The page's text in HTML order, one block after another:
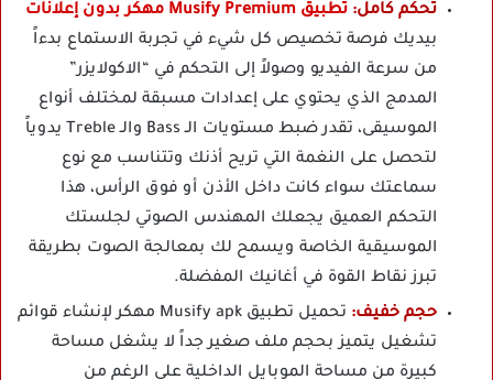
تحكم كامل: تطبيق Musify Premium مهكر بدون إعلانات
بيديك فرصة تخصيص كل شيء في تجربة الاستماع بدءاً
من سرعة الفيديو وصولاً إلى التحكم في “الاكولايزر”
المدمج الذي يحتوي على إعدادات مسبقة لمختلف أنواع
الموسيقى، تقدر ضبط مستويات الـ Bass والـ Treble يدوياً
لتحصل على النغمة التي تريح أذنك وتتناسب مع نوع
سماعتك سواء كانت داخل الأذن أو فوق الرأس، هذا
التحكم العميق يجعلك المهندس الصوتي لجلستك
الموسيقية الخاصة ويسمح لك بمعالجة الصوت بطريقة
تبرز نقاط القوة في أغانيك المفضلة.
حجم خفيف:
تحميل تطبيق Musify apk مهكر لإنشاء قوائم
تشغيل يتميز بحجم ملف صغير جداً لا يشغل مساحة
كبيرة من مساحة الموبايل الداخلية على الرغم من